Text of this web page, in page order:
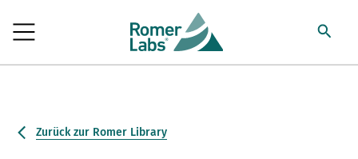
Zurück zur Romer Library